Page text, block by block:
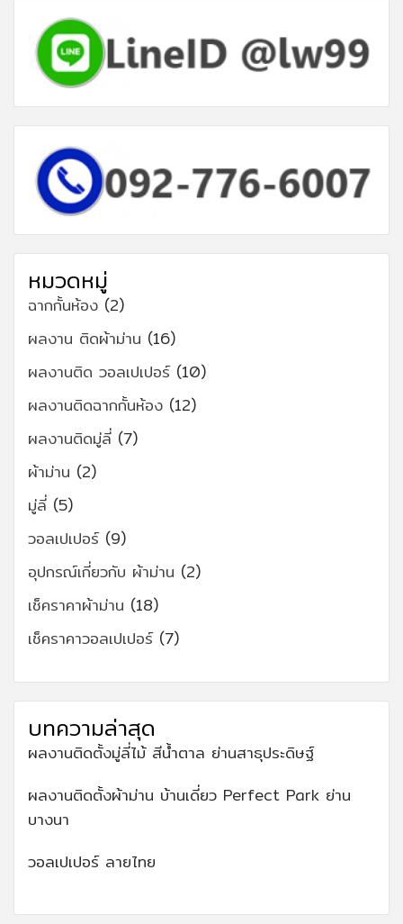
หมวดหมู่
ฉากกั้นห้อง (2)
ผลงาน ติดผ้าม่าน (16)
ผลงานติด วอลเปเปอร์(10)
ผลงานติดฉากกั้นห้อง (12)
ผลงานติดมู่ลี่ (7)
ผ้าม่าน (2)
มู่ลี่ (5)
วอลเปเปอร์(9)
อุปกรณ์เกี่ยวกับ ผ้าม่าน (2)
เช็คราคาผ้าม่าน (18)
เช็คราคาวอลเปเปอร์(7)
บทความล่าสุด
ผลงานติดตั้งมู่ลี่ไม้ สีน้ำตาล ย่านสาธุประดิษฐ์
ผลงานติดตั้งผ้าม่าน บ้านเดี่ยว Perfect Park ย่าน
บางนา
วอลเปเปอร์ ลายไทย